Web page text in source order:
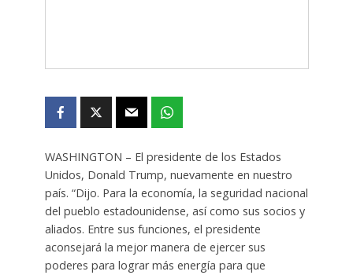
WASHINGTON – El presidente de los Estados
Unidos, Donald Trump, nuevamente en nuestro
país. “Dijo. Para la economía, la seguridad nacional
del pueblo estadounidense, así como sus socios y
aliados. Entre sus funciones, el presidente
aconsejará la mejor manera de ejercer sus
poderes para lograr más energía para que